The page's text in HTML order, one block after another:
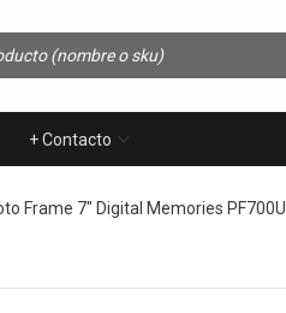
+ Contacto
Frame 7″ Digital Memories PF700U